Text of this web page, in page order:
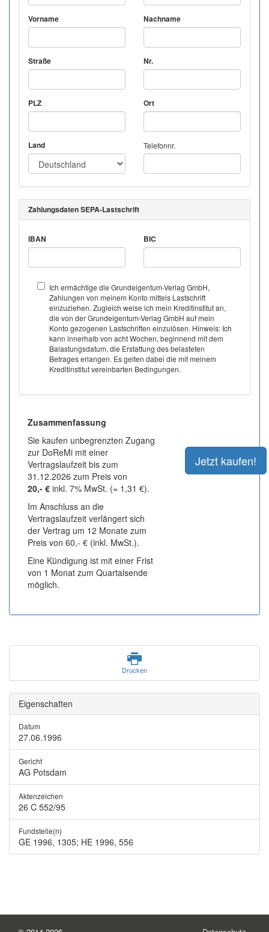
Vorname Nachname
Straße Nr.
PLZ Ort
Land Telefonnr.
Zahlungsdaten SEPA-Lastschrift
IBAN BIC
Ich ermächtige die Grundeigentum-Verlag GmbH,
Zahlungen von meinem Konto mittels Lastschrift
einzuziehen. Zugleich weise ich mein Kreditinstitut an,
die von der Grundeigentum-Verlag GmbH auf mein
Konto gezogenen Lastschriften einzulösen. Hinweis: Ich
kann innerhalb von acht Wochen, beginnend mit dem
Balastungsdatum, die Erstattung des belasteten
Betrages erlangen. Es gelten dabei die mit meinem
Kreditinstitut vereinbarten Bedingungen.
Zusammenfassung
Sie kaufen unbegrenzten Zugang
zur DoReMi mit einer
Vertragslaufzeit bis zum
31.12.2026 zum Preis von
20,- € inkl. 7% MwSt. (= 1,31 €).
Im Anschluss an die
Vertragslaufzeit verlängert sich
der Vertrag um 12 Monate zum
Preis von 60,- € (inkl. MwSt.).
Eine Kündigung ist mit einer Frist
von 1 Monat zum Quartalsende
möglich.
Drucken
Eigenschaften
Datum
27.06.1996
Gericht
AG Potsdam
Aktenzeichen
26 C 552/95
Fundstelle(n)
GE 1996, 1305; HE 1996, 556